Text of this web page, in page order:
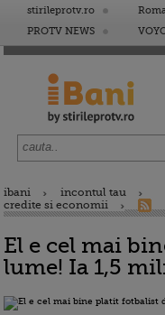
stirileprotv.ro
PROTV NEWS
ibani
incontul tau
credite si economii
El e cel mai
lume! Ia 1,5